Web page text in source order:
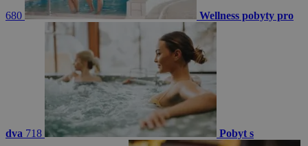
680 Wellness pobyty pro
dva 718 Pobyt s